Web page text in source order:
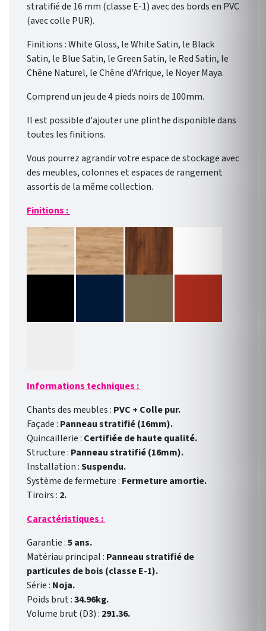
stratifié de 16 mm (classe E-1) avec des bords en PVC
(avec colle PUR).
Finitions : White Gloss, le White Satin, le Black
Satin, le Blue Satin, le Green Satin, le Red Satin, le
Chêne Naturel, le Chêne d'Afrique, le Noyer Maya.
Comprend un jeu de 4 pieds noirs de 100mm.
Il est possible d'ajouter une plinthe disponible dans
toutes les finitions.
Vous pourrez agrandir votre espace de stockage avec
des meubles, colonnes et espaces de rangement
assortis de la même collection.
Finitions :
Informations techniques :
Chants des meubles : PVC + Colle pur.
Façade : Panneau stratifié (16mm).
Quincaillerie : Certifiée de haute qualité.
Structure : Panneau stratifié (16mm).
Installation :Suspendu.
Système de fermeture : Fermeture amortie.
Tiroirs : 2.
Caractéristiques :
Garantie :5 ans.
Matériau principal : Panneau stratifié de
particules de bois (classe E-1).
Série : Noja.
Poids brut :34.96kg.
Volume brut (D3) : 291.36.